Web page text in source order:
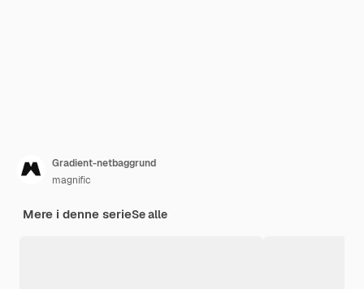
Gradient-netbaggrund
magnific
Mere i denne serieSe alle